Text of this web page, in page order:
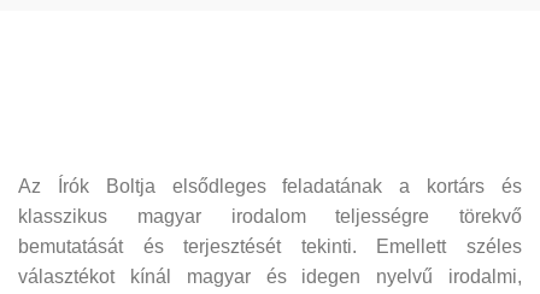
Az Írók Boltja elsődleges feladatának a kortárs és
klasszikus magyar irodalom teljességre törekvő
bemutatását és terjesztését tekinti. Emellett széles
választékot kínál magyar és idegen nyelvű irodalmi,